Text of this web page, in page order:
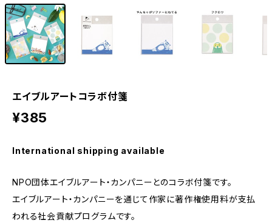
エイブルアートコラボ付箋
¥385
International shipping available
NPO団体エイブルアート・カンパニーとのコラボ付箋です。
エイブルアート・カンパニーを通じて作家に著作権使用料が支払
われる社会貢献プログラムです。